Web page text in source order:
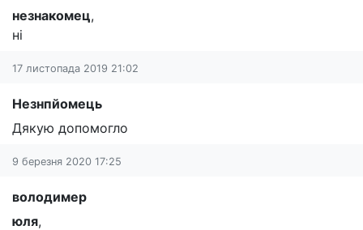
незнакомец,
ні
17 листопада 2019 21:02
Незнпйомець
Дякую допомогло
9 березня 2020 17:25
володимер
юля,